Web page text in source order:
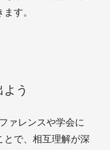
す。
う
ァレンスや学会に
とで、相互理解が深